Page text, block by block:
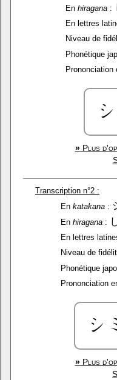
En hiragana:
En lettres
Niveau de
Phonétique
Prononciation
»Plus
Transcription n°2 :
En katakana:
En hiragana:
En lettres
Niveau de
Phonétique
Prononciation
»Plus